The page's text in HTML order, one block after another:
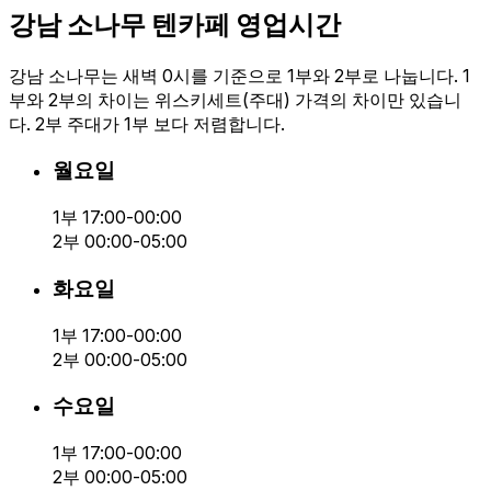
강남 소나무 텐카페 영업시간
강남 소나무는 새벽 0시를 기준으로 1부와 2부로 나눕니다. 1
부와 2부의 차이는 위스키세트(주대) 가격의 차이만 있습니
다. 2부 주대가 1부 보다 저렴합니다.
월요일
1부 17:00-00:00
2부 00:00-05:00
화요일
1부 17:00-00:00
2부 00:00-05:00
수요일
1부 17:00-00:00
2부 00:00-05:00